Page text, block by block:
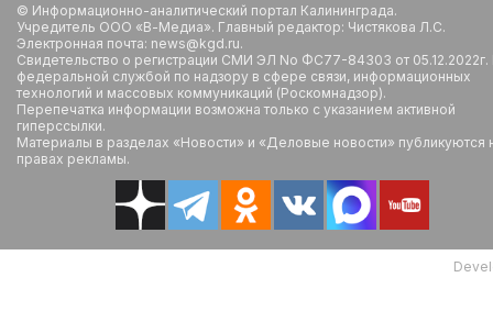
© Информационно-аналитический портал Калининграда.
Учредитель ООО «В-Медиа». Главный редактор: Чистякова Л.С.
Электронная почта: news@kgd.ru.
Свидетельство о регистрации СМИ ЭЛ No ФС77-84303 от
федеральной службой по надзору в сфере связи, информационных
технологий и массовых коммуникаций (Роскомнадзор).
Перепечатка информации возможна только с указанием активной
гиперссылки.
Материалы в разделах «Новости» и «Деловые новости» публикуются
правах рекламы.